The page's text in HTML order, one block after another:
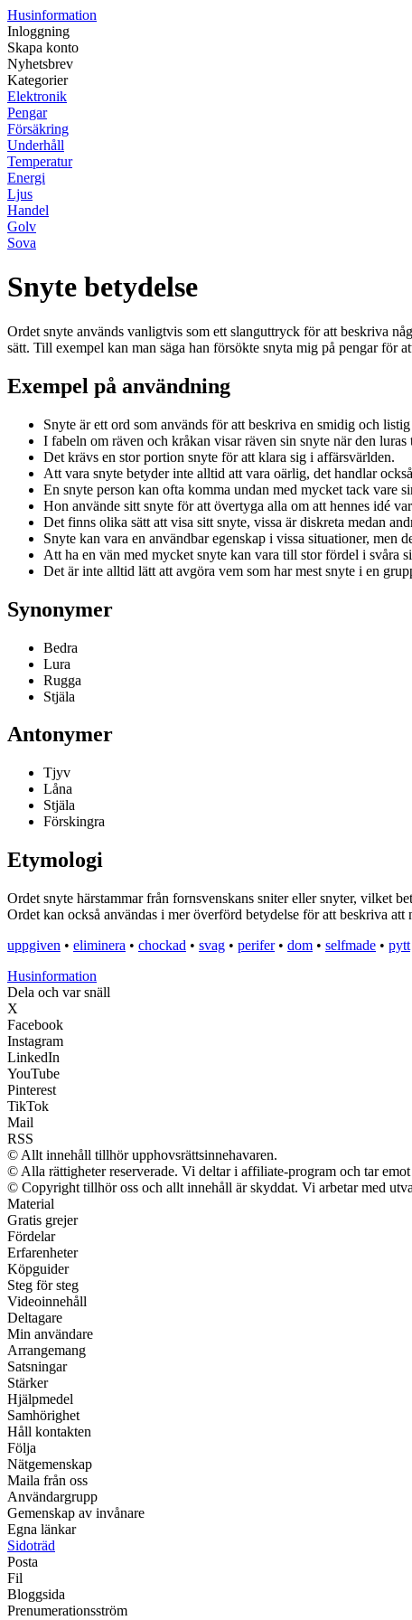
Husinformation
Inloggning
Skapa konto
Nyhetsbrev
Kategorier
Elektronik
Pengar
Försäkring
Underhåll
Temperatur
Energi
Ljus
Handel
Golv
Sova
Snyte betydelse
Ordet snyte används vanligtvis som ett slanguttryck för att beskriva
sätt. Till exempel kan man säga han försökte snyta mig på pengar för
Exempel på användning
Snyte är ett ord som används för att beskriva en smidig och listig
I fabeln om räven och kråkan visar räven sin snyte när den luras
Det krävs en stor portion snyte för att klara sig i affärsvärlden.
Att vara snyte betyder inte alltid att vara oärlig, det handlar
En snyte person kan ofta komma undan med mycket tack vare
Hon använde sitt snyte för att övertyga alla om att hennes idé
Det finns olika sätt att visa sitt snyte, vissa är diskreta medan
Snyte kan vara en användbar egenskap i vissa situationer, men
Att ha en vän med mycket snyte kan vara till stor fördel i svåra
Det är inte alltid lätt att avgöra vem som har mest snyte i en
Synonymer
Bedra
Lura
Rugga
Stjäla
Antonymer
Tjyv
Låna
Stjäla
Förskingra
Etymologi
Ordet snyte härstammar från fornsvenskans sniter eller snyter, vilket
Ordet kan också användas i mer överförd betydelse för att beskriva att
uppgiven • eliminera • chockad • svag • perifer• dom • selfmade • pytt
Husinformation
Dela och var snäll
X
Facebook
Instagram
LinkedIn
YouTube
Pinterest
TikTok
Mail
RSS
© Allt innehåll tillhör upphovsrättsinnehavaren.
© Alla rättigheter reserverade. Vi deltar i affiliate-program och tar
© Copyright tillhör oss och allt innehåll är skyddat. Vi arbetar med
Material
Gratis grejer
Fördelar
Erfarenheter
Köpguider
Steg för steg
Videoinnehåll
Deltagare
Min användare
Arrangemang
Satsningar
Stärker
Hjälpmedel
Samhörighet
Håll kontakten
Följa
Nätgemenskap
Maila från oss
Användargrupp
Gemenskap av invånare
Egna länkar
Sidoträd
Posta
Fil
Bloggsida
Prenumerationsström